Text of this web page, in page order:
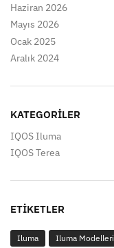
Haziran 2026
Mayıs 2026
Ocak 2025
Aralık 2024
KATEGORILER
IQOS Iluma
IQOS Terea
ETIKETLER
Iluma Iluma Modelleri